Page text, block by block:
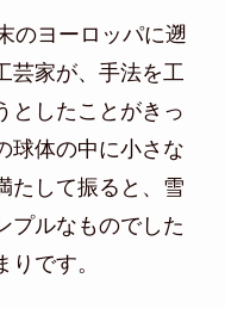
のヨーロッパに遡
芸家が、手法を工
としたことがきっ
球体の中に小さな
たして振ると、雪
プルなものでした
です。